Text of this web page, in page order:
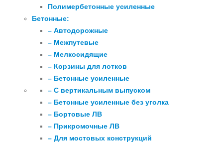
Полимербетонные усиленные
Бетонные:
– Автодорожные
– Межпутевые
– Мелкосидящие
– Корзины для лотков
– Бетонные усиленные
– С вертикальным выпуском
– Бетонные усиленные без уголка
– Бортовые ЛВ
– Прикромочные ЛВ
– Для мостовых конструкций